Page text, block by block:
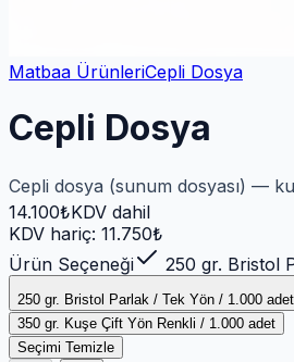
Matbaa ÜrünleriCepli Dosya
Cepli Dosya
Cepli dosya (sunum dosyası) —
14.100₺KDV dahil
KDV hariç: 11.750₺
Ürün Seçeneği
250 gr. Bristol
250 gr. Bristol Parlak / Tek Yön / 1.000 adet
350 gr. Kuşe Çift Yön Renkli / 1.000 adet
Seçimi Temizle